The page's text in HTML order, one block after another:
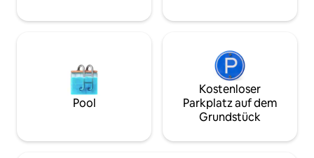
Pool
Kostenloser
Parkplatz auf dem
Grundstück